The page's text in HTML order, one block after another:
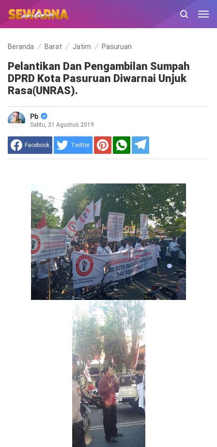
Beranda Barat Jatim Pasuruan
Pelantikan Dan Pengambilan Sumpah
DPRD Kota Pasuruan Diwarnai Unjuk
Rasa(UNRAS).
Pb
Sabtu, 31 Agustus 2019
Facebook Twitter